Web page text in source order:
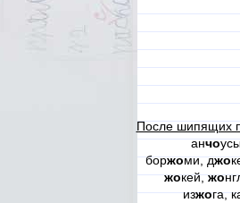
После шипящих
анчо
боржоми, джо
жокей,жо
изжога,